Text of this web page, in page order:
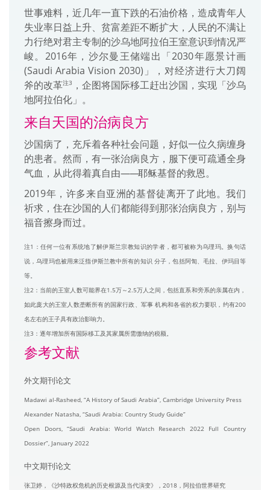
世事难料，近几年一直下跌的石油价格，造成青年人
失业率日益上升、贫富差距不断扩大，人民的不满让
力行绝对君主专制的沙乌地阿拉伯王室意识到情况严
峻。2016年，沙尔曼王储端出「2030年愿景计画
(Saudi Arabia Vision 2030)」，对经济进行大刀阔
斧的改革注3
，企图将国际移工赶出沙国，实现「沙乌
地阿拉伯化」。
来自天国的治病良方
沙国病了，充斥着各种社会问题，好似一位久病缠身
的患者。然而，有一张治病良方，服下便可疏通全身
气血，从此得着真自由——耶稣基督的救恩。
2019年，许多来自亚洲的基督徒离开了此地。我们
祈求，住在沙国的人们都能得到那张治病良方，别与
福音擦身而过。
注1：任何一位有系统地了解伊斯兰宗教知识的学者，都可被称为乌理玛。换句话
说，乌理玛也被用来泛指伊斯兰教中所有的知识 分子，包括阿訇、毛拉、伊玛目等
等。
注2：当前的王室人数可能界在1.5万～2.5万人之间，包括直系和旁系的亲属在内，
如此庞大的王室人数垄断所有的国家行政、军事 机构和各省的权力要职，约有200
名左右的王子具有政治影响力。
注3：逐年增加所有国际移工及其家属所需缴纳的税额。
参考文献
外文期刊论文
Madawi al-Rasheed, “A History of Saudi Arabia”, Cambridge University Press
Alexander Natasha, “Saudi Arabia: Country Study Guide”
Open Doors, “Saudi Arabia: World Watch Research 2022 Full Country
Dossier”, January 2022
中文期刊论文
张卫婷，《沙特政权危机的历史根源及当代演变》，2018，阿拉伯世界研究